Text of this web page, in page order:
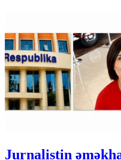
Jurnalistin